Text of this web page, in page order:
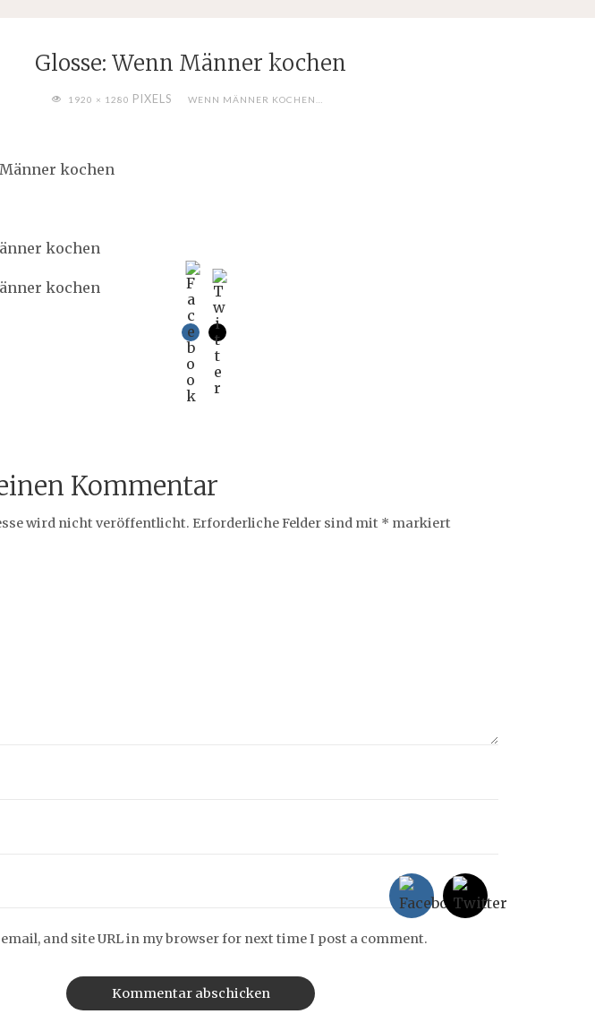
Glosse: Wenn Männer kochen
FULL1920 × 1280 PIXELS WENN MÄNNER KOCHEN…
kochen
kochen
Kommentar
wird nicht veröffentlicht. Erforderliche Felder sind mit * markiert
email, and site URL in my browser for next time I post a comment.